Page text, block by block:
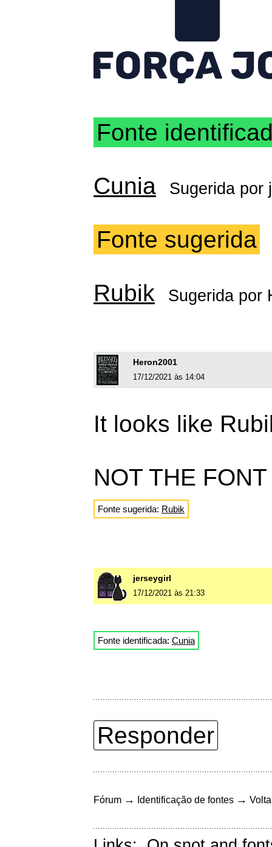
Fonte
Cunia Sugerida por
Fonte sugerida
Rubik Sugerida por
Heron2001
17/12/2021 às 14:04
It looks like
NOT THE FONT
Fonte sugerida: Rubik
jerseygirl
17/12/2021 às 21:33
Fonte identificada: Cunia
Responder
Fórum → Identificação de fontes →